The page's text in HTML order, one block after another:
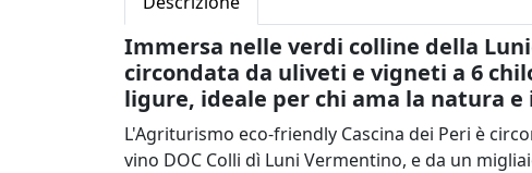
Immersa nelle verdi colline della
circondata da uliveti e vigneti a 6
ligure, ideale per chi ama la natura e
L'Agriturismo eco-friendly Cascina dei Peri è
vino DOC Colli dì Luni Vermentino, e da un